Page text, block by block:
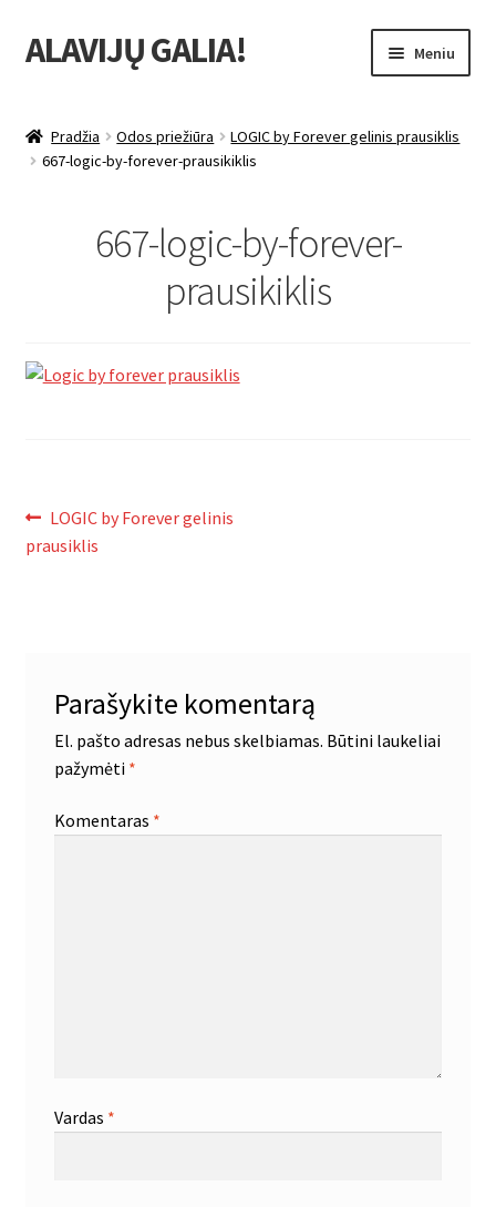
Pereiti
prie
Pereiti
prie
ALAVIJŲ GALIA! Meniu
sub-
Nuolaidos
Uždarbio galimybė
Forever Living products
Pradžia Odos priežiūra
LOGIC by Forever gelinis prausiklis
667-logic-by-forever-prausikiklis
667-logic-by-forever-
prausikiklis
Navigacija
tarp
Ankstenis
įrašas:
LOGIC by Forever gelinis
prausiklis
Parašykite komentarą
El. pašto adresas nebus skelbiamas. Būtini laukeliai
pažymėti *
Komentaras *
Vardas *